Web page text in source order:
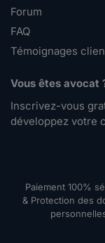
Forum
FAQ
Témoignages
Vous êtes avocat
Inscrivez-vous
développez votre
Paiement 100%
& Protection des